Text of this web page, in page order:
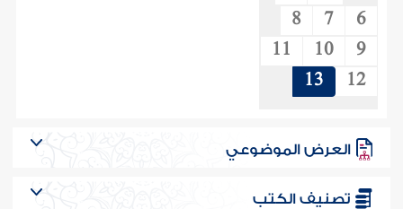
6
7
8
9
10
11
12
13
العرض الموضوعي
تصنيف الكتب